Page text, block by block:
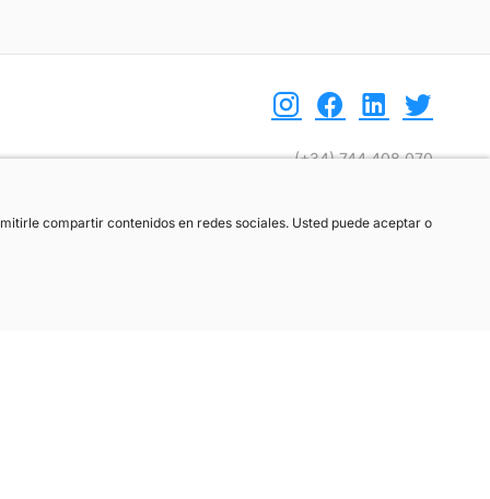
compartir contenidos en redes sociales. Usted puede aceptar o
compartir contenidos en redes sociales. Usted puede aceptar o
(+34) 744 408 070